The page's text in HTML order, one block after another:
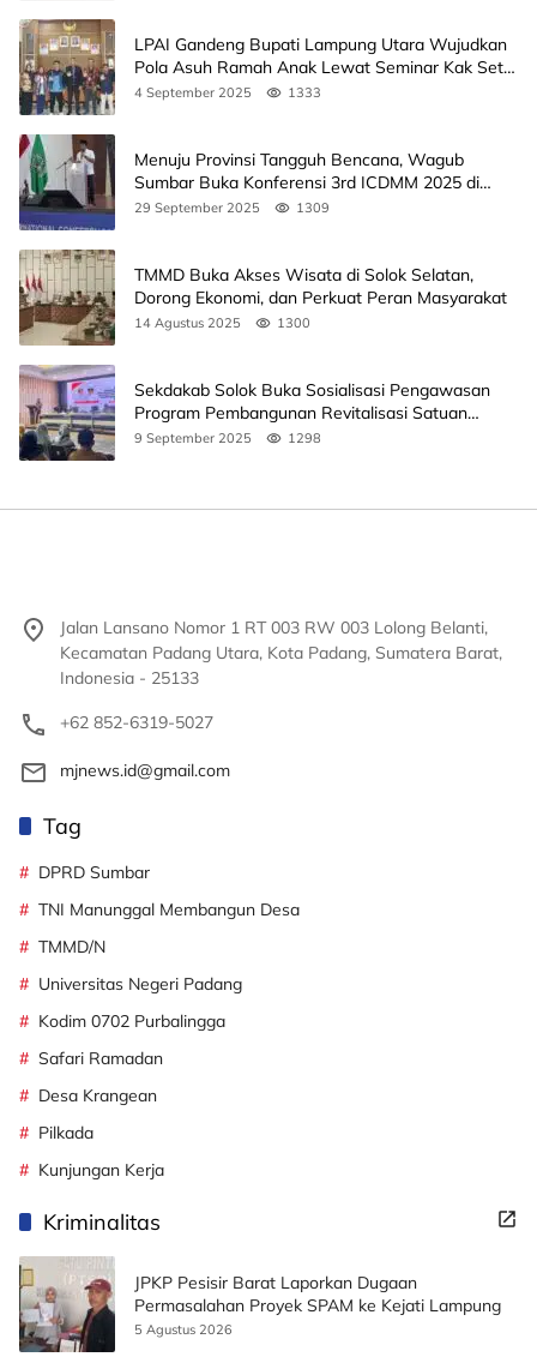
LPAI Gandeng Bupati Lampung Utara Wujudkan
Pola Asuh Ramah Anak Lewat Seminar Kak Seto,
Ini Jadwalnya
4 September 2025 1333
Menuju Provinsi Tangguh Bencana, Wagub
Sumbar Buka Konferensi 3rd ICDMM 2025 di
Unand
29 September 2025 1309
TMMD Buka Akses Wisata di Solok Selatan,
Dorong Ekonomi, dan Perkuat Peran Masyarakat
14 Agustus 2025 1300
Sekdakab Solok Buka Sosialisasi Pengawasan
Program Pembangunan Revitalisasi Satuan
Pendidikan
9 September 2025 1298
Jalan Lansano Nomor 1 RT 003 RW 003 Lolong Belanti,
Kecamatan Padang Utara, Kota Padang, Sumatera Barat,
Indonesia - 25133
+62 852-6319-5027
mjnews.id@gmail.com
Tag
DPRD Sumbar
TNI Manunggal Membangun Desa
TMMD/N
Universitas Negeri Padang
Kodim 0702 Purbalingga
Safari Ramadan
Desa Krangean
Pilkada
Kunjungan Kerja
Kriminalitas
JPKP Pesisir Barat Laporkan Dugaan
Permasalahan Proyek SPAM ke Kejati Lampung
5 Agustus 2026